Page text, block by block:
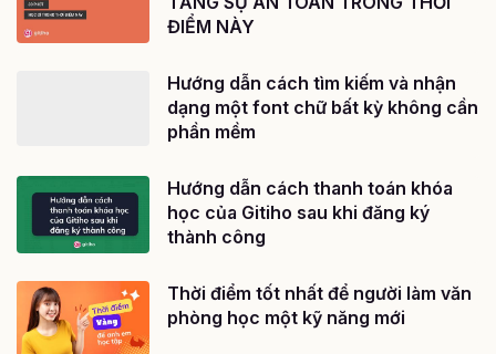
ĐIỂM NÀY
Hướng dẫn cách tìm kiếm và nhận
dạng một font chữ bất kỳ không cần
phần mềm
Hướng dẫn cách thanh toán khóa
học của Gitiho sau khi đăng ký
thành công
Thời điểm tốt nhất để người làm văn
phòng học một kỹ năng mới